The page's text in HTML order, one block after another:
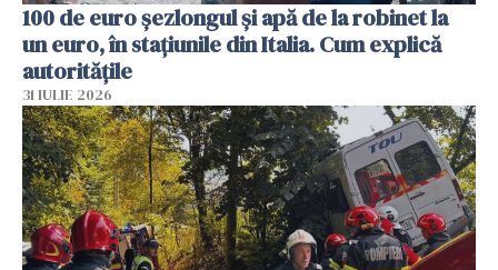
100 de euro șezlongul și apă de la robinet la
un euro, în stațiunile din Italia. Cum explică
autoritățile
31 IULIE 2026